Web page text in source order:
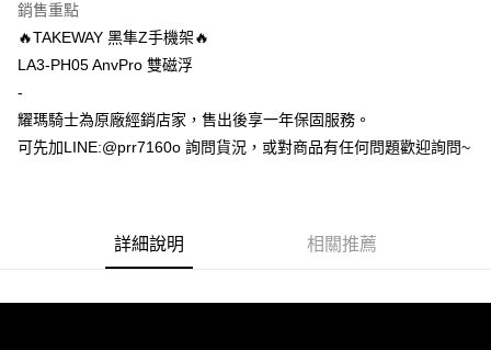
每筆NT$60，滿NT$1,000(含以上)免運費
銷售重點
🔥TAKEWAY 黑隼Z手機架🔥
LA3-PH05 AnvPro 雙磁浮
-
耀瑪騎士為原廠經銷店家，售出後享一年保固服務。
可先加LINE:@prr7160o 詢問貨況，或對商品有任何問題歡迎詢問~
詳細說明 相關推薦